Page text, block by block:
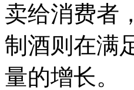
卖给消费者
制酒则在满
量的增长。